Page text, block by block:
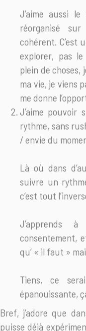
J’aime aussi
réorganisé
cohérent. C’est
explorer, pas le
plein de choses,
ma vie, je viens
me donne
J’aime pouvoir
rythme, sans
/ envie du
Là où dans
suivre un
c’est tout
J’apprends
consentement,
qu’ « il faut »
Tiens, ce
épanouissante,
Bref, j’adore que
puisse déjà